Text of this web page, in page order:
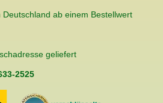
ab einem Bestellwert
geliefert
2525